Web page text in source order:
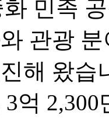
민족
관광
해 왔습
억